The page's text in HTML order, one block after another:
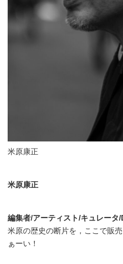
米原康正
米原康正
編集者/アーティスト/キュレータ/
米原の歴史の断片を，ここで販
ぁーい！